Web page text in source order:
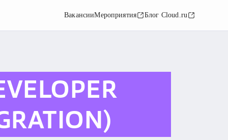
ВакансииМероприятия Блог Cloud.ru